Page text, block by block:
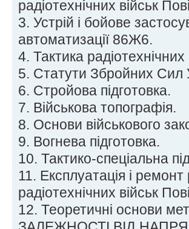
радіотехнічних військ
3. Устрій і бойове
автоматизації 86Ж6.
4. Тактика
5. Статути Збройних Сил
6. Стройова підготовка.
7. Військова топографія.
8. Основи військового
9. Вогнева підготовка.
10. Тактико-спеціальна
11. Експлуатація і ремонт
радіотехнічних військ
12. Теоретичні основи